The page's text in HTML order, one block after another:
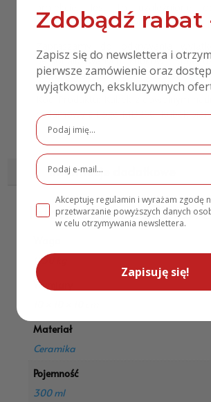
ustawień monitorów oraz możliwości
personalizowanych kubków,
ofertę w kategorii Kubki gadżetyKubki
reklamowy z Logo MD260, Kubek
Informacje dodatkowe
Informacje dodatkowe
0,30 kg
Wymiary
Materiał
Ceramika
Pojemność
300 ml
Zdobądź rabat
Zapisz się do newslettera i
pierwsze zamówienie oraz
wyjątkowych, ekskluzywnych
Akceptuję regulamin i wyrażam zgodę
przetwarzanie powyższych danych
w celu otrzymywania newslettera.
Zapisuję się!